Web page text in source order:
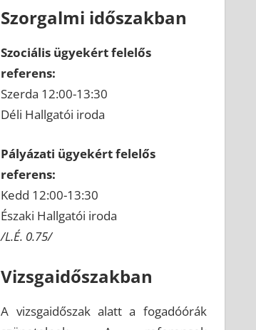
Szorgalmi időszakban
Szociális ügyekért felelős
referens:
Szerda 12:00-13:30
Déli Hallgatói iroda
Pályázati ügyekért felelős
referens:
Kedd 12:00-13:30
Északi Hallgatói iroda
/L.É. 0.75/
Vizsgaidőszakban
A vizsgaidőszak alatt a fogadóórák